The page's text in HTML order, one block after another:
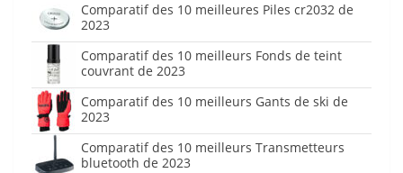
Comparatif des 10 meilleures Piles cr2032 de
2023
Comparatif des 10 meilleurs Fonds de teint
couvrant de 2023
Comparatif des 10 meilleurs Gants de ski de
2023
Comparatif des 10 meilleurs Transmetteurs
bluetooth de 2023